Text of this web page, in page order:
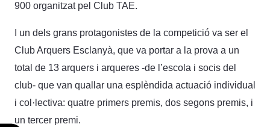
900 organitzat pel Club TAE.
I un dels grans protagonistes de la competició va ser el
Club Arquers Esclanyà, que va portar a la prova a un
total de 13 arquers i arqueres -de l’escola i socis del
club- que van quallar una esplèndida actuació individual
i col·lectiva: quatre primers premis, dos segons premis, i
un tercer premi.